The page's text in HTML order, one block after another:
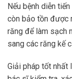
Nếu bệnh diễn
còn bảo tồn được
răng để làm sạch
sang các răng kế
Giải pháp tốt nhất